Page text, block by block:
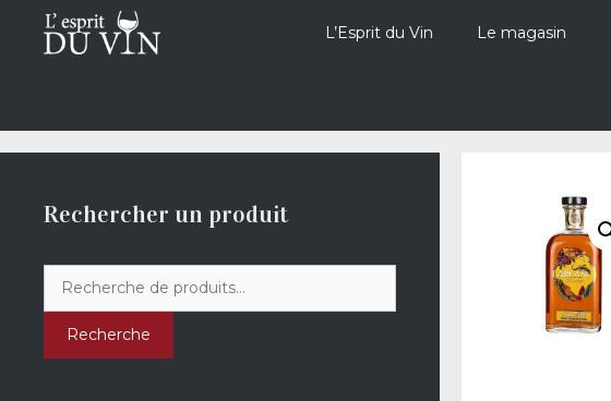
contenu
L’Esprit du Vin Le magasin
Rechercher un produit
pour :
Recherche